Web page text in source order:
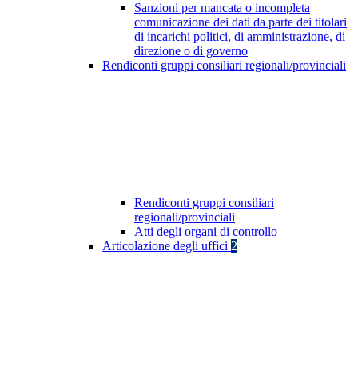
Sanzioni per mancata o incompleta
comunicazione dei dati da parte dei titolari
di incarichi politici, di amministrazione, di
direzione o di governo
Rendiconti gruppi consiliari regionali/provinciali
Rendiconti gruppi consiliari
regionali/provinciali
Atti degli organi di controllo
Articolazione degli uffici 2